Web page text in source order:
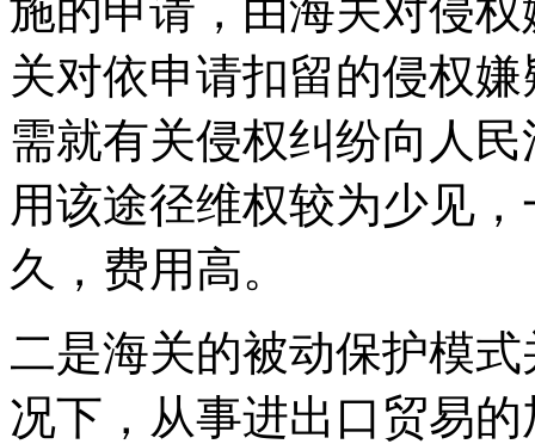
施的申请，由海关对侵
关对依申请扣留的侵权
需就有关侵权纠纷向人
用该途径维权较为少见
久，费用高。
二是海关的被动保护模
况下，从事进出口贸易